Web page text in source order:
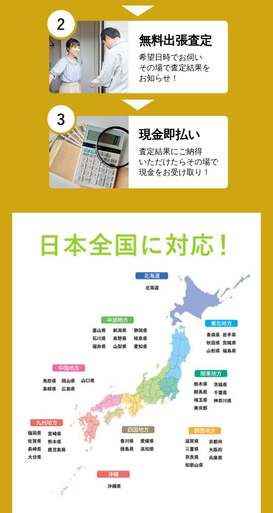
無料出張査定
希望日時でお伺い
その場で査定結果を
お知らせ！
現金即払い
査定結果にご納得
いただけたらその場で
現金をお受け取り！